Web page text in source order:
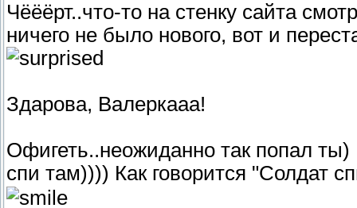
Чёёёрт..что-то на стенку сайта
ничего не было нового, вот и
Здарова, Валеркааа!
Офигеть..неожиданно так попал
спи там)))) Как говорится "Солдат